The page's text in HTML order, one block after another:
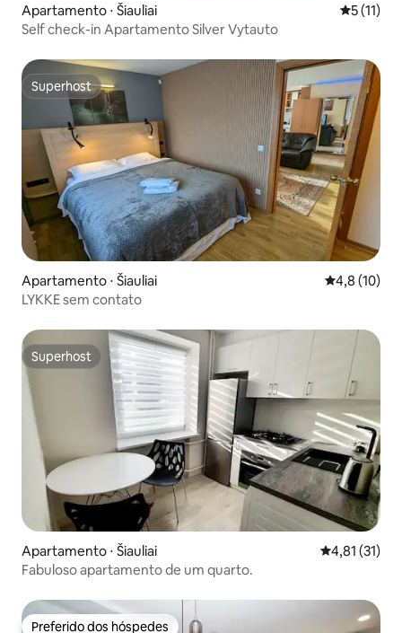
Apartamento ⋅ Šiauliai 5 de uma
5 (11)
Self check-in Apartamento Silver Vytauto
Superhost
Superhost
Apartamento ⋅ Šiauliai 4,8 de uma
4,8 (10)
LYKKE sem contato
Superhost
Superhost
Apartamento ⋅ Šiauliai 4,81 de uma
4,81 (31)
Fabuloso apartamento de um quarto.
Preferido dos hóspedes